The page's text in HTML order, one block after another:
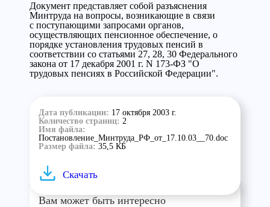
Документ представляет собой разъяснения
Минтруда на вопросы, возникающие в связи
с поступающими запросами органов,
осуществляющих пенсионное обеспечение, о
порядке установления трудовых пенсий в
соответствии со статьями 27, 28, 30 Федерального
закона от 17 декабря 2001 г. N 173-ФЗ "О
трудовых пенсиях в Российской Федерации".
Дата публикации: 17 октября 2003 г.
Количество страниц: 2
Имя файла:
Постановление_Минтруда_РФ_от_17.10.03__70.doc
Размер файла: 35,5 КБ
Скачать
Вам может быть интересно